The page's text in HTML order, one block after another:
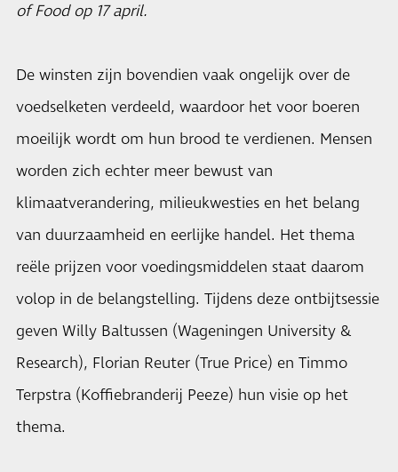
of Food op 17 april.
De winsten zijn bovendien vaak ongelijk over de
voedselketen verdeeld, waardoor het voor boeren
moeilijk wordt om hun brood te verdienen. Mensen
worden zich echter meer bewust van
klimaatverandering, milieukwesties en het belang
van duurzaamheid en eerlijke handel. Het thema
reële prijzen voor voedingsmiddelen staat daarom
volop in de belangstelling. Tijdens deze ontbijtsessie
geven Willy Baltussen (Wageningen University &
Research), Florian Reuter (True Price) en Timmo
Terpstra (Koffiebranderij Peeze) hun visie op het
thema.